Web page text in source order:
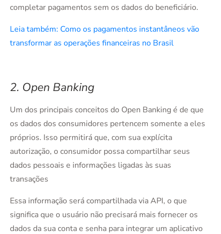
completar pagamentos sem os dados do beneficiário.
Leia também: Como os pagamentos instantâneos vão
transformar as operações financeiras no Brasil
2. Open Banking
Um dos principais conceitos do Open Banking é de que
os dados dos consumidores pertencem somente a eles
próprios. Isso permitirá que, com sua explícita
autorização, o consumidor possa compartilhar seus
dados pessoais e informações ligadas às suas
transações
Essa informação será compartilhada via API, o que
significa que o usuário não precisará mais fornecer os
dados da sua conta e senha para integrar um aplicativo